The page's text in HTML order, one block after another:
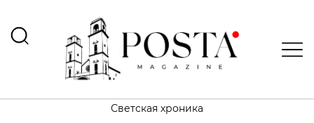
Светская хроника